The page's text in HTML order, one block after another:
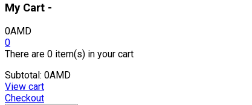
My Cart -
0AMD
0
There are 0 item(s) in your cart
Subtotal: 0AMD
View cart
Checkout